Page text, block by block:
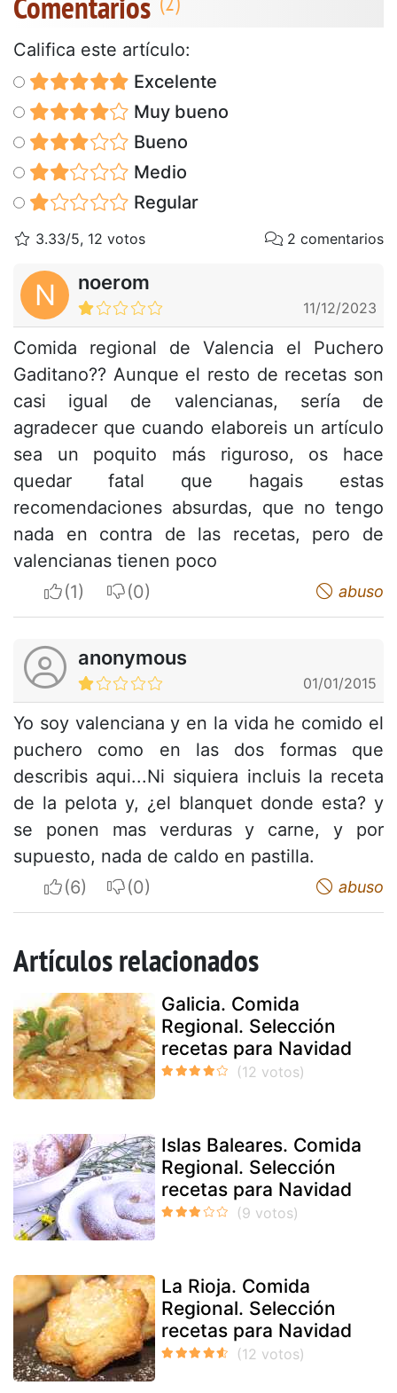
Califica este artículo:
Excelente
Muy bueno
Bueno
Medio
Regular
3.33/5, 12 votos 2 comentarios
N noerom
11/12/2023
Comida regional de Valencia el Puchero
Gaditano?? Aunque el resto de recetas son
casi igual de valencianas, sería de
agradecer que cuando elaboreis un artículo
sea un poquito más riguroso, os hace
quedar fatal que hagais estas
recomendaciones absurdas, que no tengo
nada en contra de las recetas, pero de
valencianas tienen poco
I apreciateI do not appreciate abuso
anonymous
01/01/2015
Yo soy valenciana y en la vida he comido el
puchero como en las dos formas que
describis aqui...Ni siquiera incluis la receta
de la pelota y, ¿el blanquet donde esta? y
se ponen mas verduras y carne, y por
supuesto, nada de caldo en pastilla.
I apreciateI do not appreciate abuso
Artículos relacionados
Galicia. Comida
Regional. Selección
recetas para Navidad
Islas Baleares. Comida
Regional. Selección
recetas para Navidad
La Rioja. Comida
Regional. Selección
recetas para Navidad